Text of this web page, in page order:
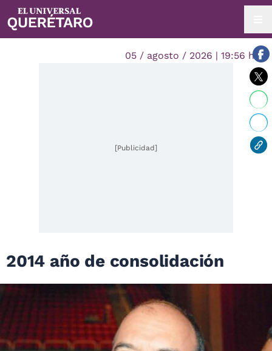
05 / agosto / 2026 | 19:56 hrs.
[Publicidad]
2014 año de consolidación